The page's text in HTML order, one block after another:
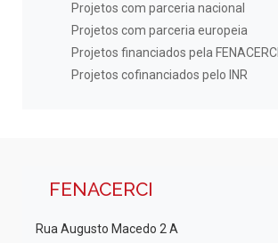
Projetos com parceria nacional
Projetos com parceria europeia
Projetos financiados pela FENACERCI
Projetos cofinanciados pelo INR
FENACERCI
Rua Augusto Macedo 2 A